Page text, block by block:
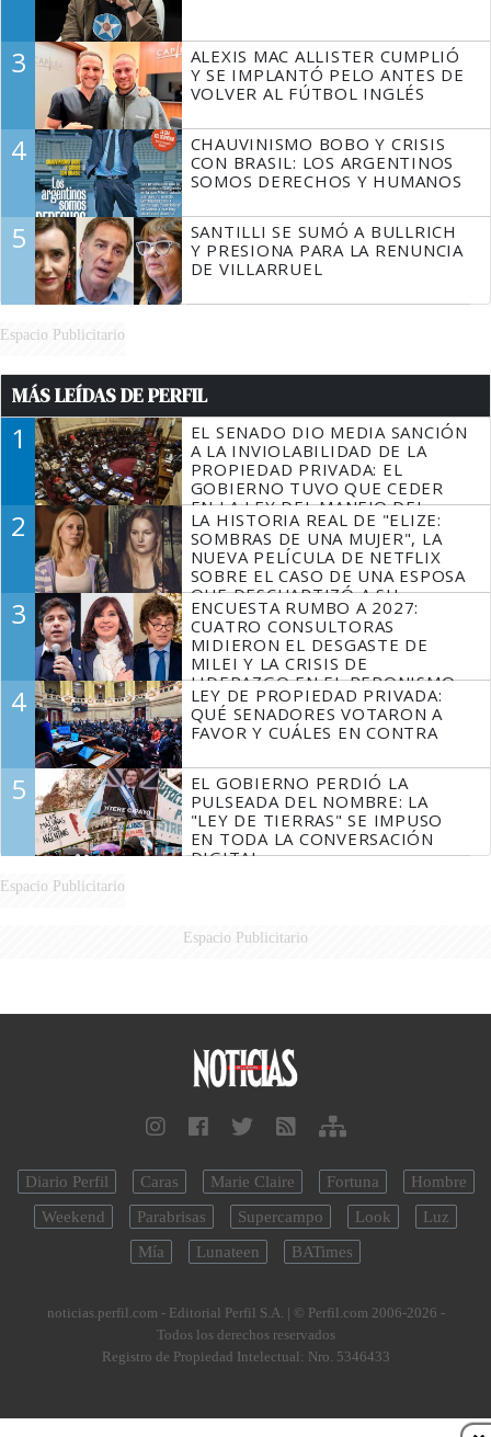
3
ALEXIS MAC ALLISTER CUMPLIÓ
Y SE IMPLANTÓ PELO ANTES DE
VOLVER AL FÚTBOL INGLÉS
4
CHAUVINISMO BOBO Y CRISIS
CON BRASIL: LOS ARGENTINOS
SOMOS DERECHOS Y HUMANOS
5
SANTILLI SE SUMÓ A BULLRICH
Y PRESIONA PARA LA RENUNCIA
DE VILLARRUEL
Espacio Publicitario
MÁS LEÍDAS DE PERFIL
1
EL SENADO DIO MEDIA SANCIÓN
A LA INVIOLABILIDAD DE LA
PROPIEDAD PRIVADA: EL
GOBIERNO TUVO QUE CEDER
EN LA LEY DEL MANEJO DEL
FUEGO
2
LA HISTORIA REAL DE "ELIZE:
SOMBRAS DE UNA MUJER", LA
NUEVA PELÍCULA DE NETFLIX
SOBRE EL CASO DE UNA ESPOSA
QUE DESCUARTIZÓ A SU
MARIDO
3
ENCUESTA RUMBO A 2027:
CUATRO CONSULTORAS
MIDIERON EL DESGASTE DE
MILEI Y LA CRISIS DE
LIDERAZGO EN EL PERONISMO
4
LEY DE PROPIEDAD PRIVADA:
QUÉ SENADORES VOTARON A
FAVOR Y CUÁLES EN CONTRA
5
EL GOBIERNO PERDIÓ LA
PULSEADA DEL NOMBRE: LA
"LEY DE TIERRAS" SE IMPUSO
EN TODA LA CONVERSACIÓN
DIGITAL
Espacio Publicitario
Espacio Publicitario
Diario Perfil Caras Marie Claire Fortuna
Hombre
Weekend
Parabrisas Supercampo Look
Luz
Mía
Lunateen BATimes
noticias.perfil.com - Editorial Perfil S.A. | © Perfil.com 2006-2026 -
Todos los derechos reservados
Registro de Propiedad Intelectual: Nro. 5346433